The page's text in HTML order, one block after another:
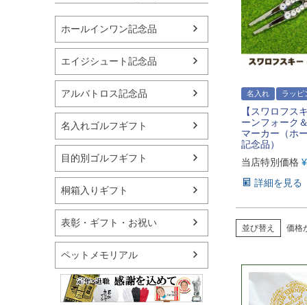
ホールインワン記念品
エイジシュート記念品
アルバトロス記念品
名入れゴルフギフト
目的別ゴルフギフト
桐箱入りギフト
表彰・ギフト・お祝い
ペットメモリアル
名入れ ラッピ
【スワロフス
ーンフォーク
マーカー（ホ
記念品）
当店特別価格 ¥
詳細を見る
並び替え 価格